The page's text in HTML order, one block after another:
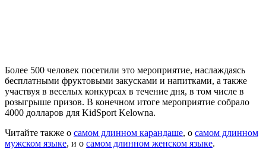
Более 500 человек посетили это мероприятие, наслаждаясь
бесплатными фруктовыми закусками и напитками, а также
участвуя в веселых конкурсах в течение дня, в том числе в
розыгрыше призов. В конечном итоге мероприятие собрало
4000 долларов для KidSport Kelowna.
Читайте также о самом длинном карандаше, о самом длинном
мужском языке, и о самом длинном женском языке.